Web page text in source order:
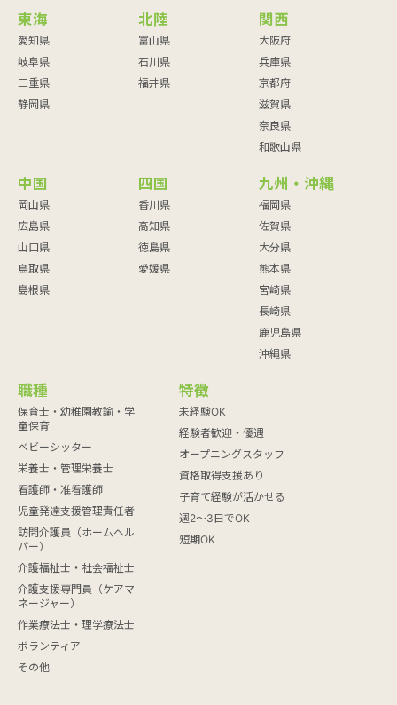
東海
愛知県
岐阜県
三重県
静岡県
北陸
富山県
石川県
福井県
関西
大阪府
兵庫県
京都府
滋賀県
奈良県
和歌山県
中国
岡山県
広島県
山口県
鳥取県
島根県
四国
香川県
高知県
徳島県
愛媛県
九州・沖縄
福岡県
佐賀県
大分県
熊本県
宮崎県
長崎県
鹿児島県
沖縄県
職種
保育士・幼稚園教諭・学
童保育
ベビーシッター
栄養士・管理栄養士
看護師・准看護師
児童発達支援管理責任者
訪問介護員（ホームヘル
パー）
介護福祉士・社会福祉士
介護支援専門員（ケアマ
ネージャー）
作業療法士・理学療法士
ボランティア
その他
特徴
未経験OK
経験者歓迎・優遇
オープニングスタッフ
資格取得支援あり
子育て経験が活かせる
週2～3日でOK
短期OK